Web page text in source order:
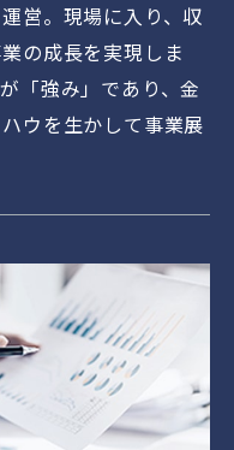
営。現場に入り、収
の成長を実現しま
「強み」であり、金
ウを生かして事業展